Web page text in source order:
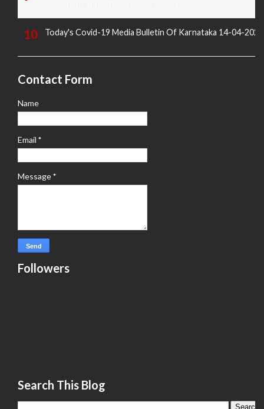
Today's Covid-19 Media Bulletin Of Karnataka 14-04-2022
Contact Form
Name
Email *
Message*
Followers
Search This Blog